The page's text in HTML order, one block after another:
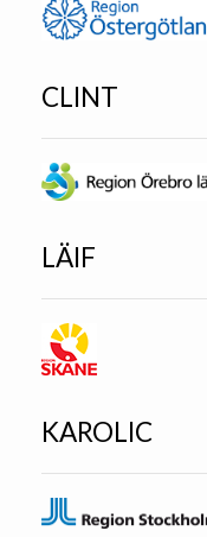
CLINT
LÄIF
KAROLIC